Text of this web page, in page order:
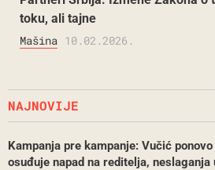
toku, ali tajne
Mašina 10.02.2026.
NAJNOVIJE
Kampanja pre kampanje: Vučić
osuđuje napad na reditelja, neslaganja